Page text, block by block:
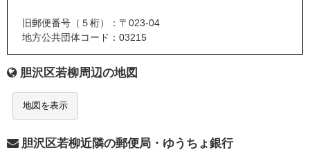
旧郵便番号（５桁）：〒023-04
地方公共団体コード：03215
胆沢区若柳周辺の地図
地図を表示
胆沢区若柳近隣の郵便局・ゆうちょ銀行